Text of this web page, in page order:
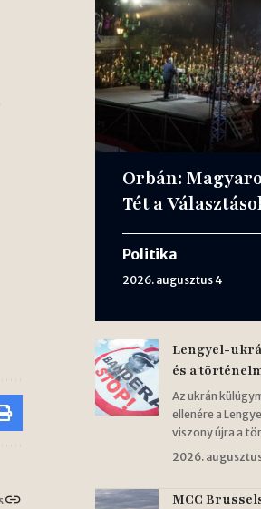
Orbán:
Tét a
Politika
2026. augusztus 4
Lengyel-
és a
Az ukrán
ellenére a
viszony újra a
2026.
MCC